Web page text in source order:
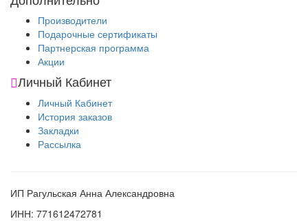
Производители
Подарочные сертификаты
Партнерская программа
Акции
Личный Кабинет
Личный Кабинет
История заказов
Закладки
Рассылка
ИП Рагульская Анна Александровна
ИНН: 771612472781